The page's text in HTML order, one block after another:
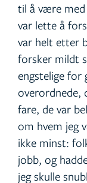
til å være med
var lette å
var helt etter
forsker mildt
engstelige for
overordnede,
fare, de var
om hvem jeg
ikke minst:
jobb, og
jeg skulle